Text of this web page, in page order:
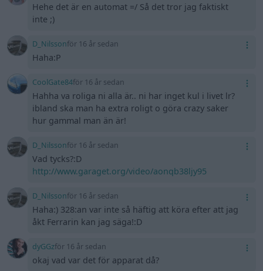
Hehe det är en automat =/ Så det tror jag faktiskt
inte ;)
D_Nilssonför 16 år sedan
Haha:P
CoolGate84för 16 år sedan
Hahha va roliga ni alla är.. ni har inget kul i livet lr?
ibland ska man ha extra roligt o göra crazy saker
hur gammal man än är!
D_Nilssonför 16 år sedan
Vad tycks?:D
http://www.garaget.org/video/aonqb38ljy95
D_Nilssonför 16 år sedan
Haha:) 328:an var inte så häftig att köra efter att jag
åkt Ferrarin kan jag säga!:D
dyGGzför 16 år sedan
okaj vad var det för apparat då?